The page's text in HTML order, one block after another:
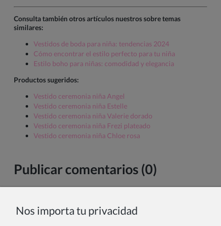
Consulta también otros artículos nuestros sobre temas
similares:
Vestidos de boda para niña: tendencias 2024
Cómo encontrar el estilo perfecto para tu niña
Estilo boho para niñas: comodidad y elegancia
Productos sugeridos:
Vestido ceremonia niña Angel
Vestido ceremonia niña Estelle
Vestido ceremonia niña Valerie dorado
Vestido ceremonia niña Frezi plateado
Vestido ceremonia niña Chloe rosa
Publicar comentarios (0)
Nos importa tu privacidad